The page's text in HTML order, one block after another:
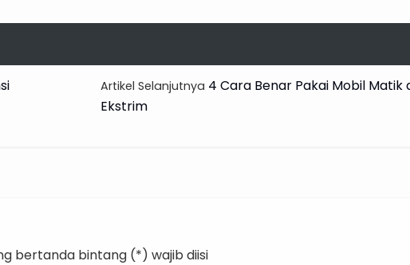
Artikel Selanjutnya 4 Cara Benar Pakai Mobil Matik
Ekstrim
bertanda bintang (*) wajib diisi